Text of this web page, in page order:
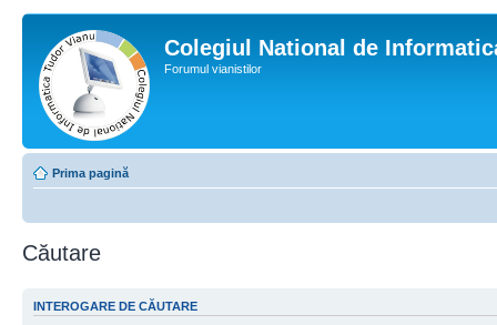
Colegiul National de
Forumul vianistilor
Prima pagină
Căutare
INTEROGARE DE CĂUTARE